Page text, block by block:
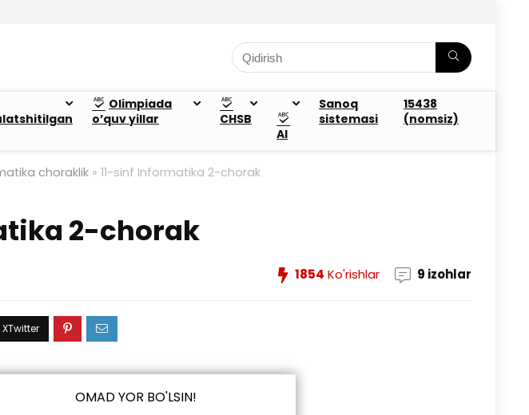
Olimpiada
o’quv yillar
CHSB
AI
Sanoq
sistemasi
15438
(nomsiz)
choraklik » 11-sinf Informatika 2-chorak
2-chorak
1854 Ko'rishlar 9 izohlar
OMAD YOR BO'LSIN!